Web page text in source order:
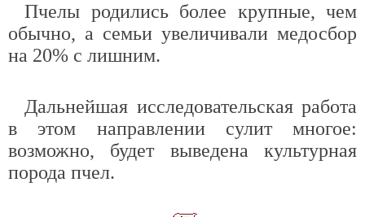
Пчелы родились более крупные, чем
обычно, а семьи увеличивали медосбор
на 20% с лишним.
Дальнейшая исследовательская работа
в этом направлении сулит многое:
возможно, будет выведена культурная
порода пчел.